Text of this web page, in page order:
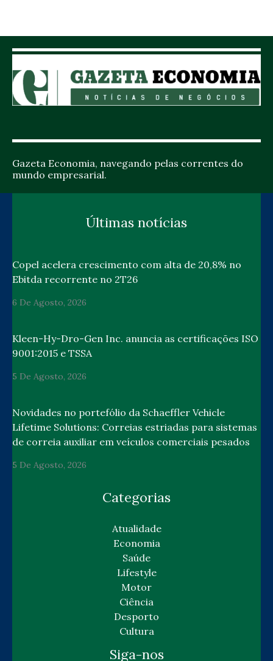
Gazeta Economia, navegando pelas correntes do
mundo empresarial.
Últimas notícias
Copel acelera crescimento com alta de 20,8% no
Ebitda recorrente no 2T26
6 De Agosto, 2026
Kleen-Hy-Dro-Gen Inc. anuncia as certificações ISO
9001:2015 e TSSA
5 De Agosto, 2026
Novidades no portefólio da Schaeffler Vehicle
Lifetime Solutions: Correias estriadas para sistemas
de correia auxiliar em veículos comerciais pesados
5 De Agosto, 2026
Categorias
Atualidade
Economia
Saúde
Lifestyle
Motor
Ciência
Desporto
Cultura
Siga-nos